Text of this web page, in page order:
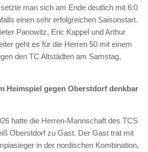
man sich am Ende deutlich mit 6:0
einen sehr erfolgreichen Saisonstart.
Panowitz, Eric Kappel und Arthur
geht es für die Herren 50 mit einem
den TC Altstädten am Samstag,
Heimspiel gegen Oberstdorf denkbar
hatte die Herren-Mannschaft des TCS
Oberstdorf zu Gast. Der Gast trat mit
in der nordischen Kombination,